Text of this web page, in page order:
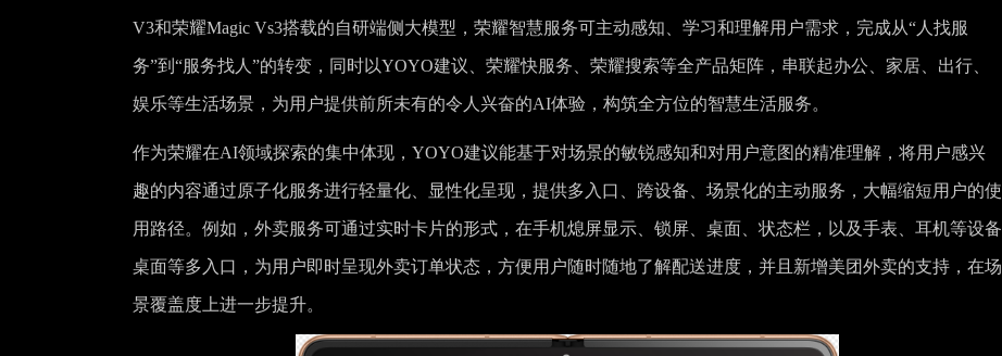
V3和荣耀Magic Vs3搭载的自研端侧大模型，荣耀智慧服务可主动感知、学习和理解用户需求，完成从“人找服
务”到“服务找人”的转变，同时以YOYO建议、荣耀快服务、荣耀搜索等全产品矩阵，串联起办公、家居、出行、
娱乐等生活场景，为用户提供前所未有的令人兴奋的AI体验，构筑全方位的智慧生活服务。
作为荣耀在AI领域探索的集中体现，YOYO建议能基于对场景的敏锐感知和对用户意图的精准理解，将用户感兴
趣的内容通过原子化服务进行轻量化、显性化呈现，提供多入口、跨设备、场景化的主动服务，大幅缩短用户的使
用路径。例如，外卖服务可通过实时卡片的形式，在手机熄屏显示、锁屏、桌面、状态栏，以及手表、耳机等设备
桌面等多入口，为用户即时呈现外卖订单状态，方便用户随时随地了解配送进度，并且新增美团外卖的支持，在场
景覆盖度上进一步提升。